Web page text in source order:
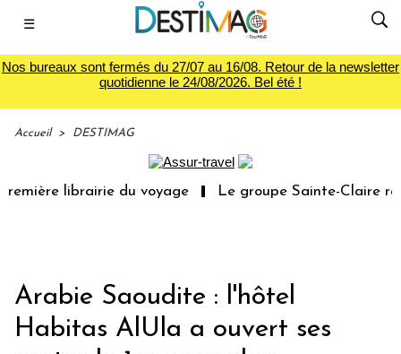
☰
Nos bureaux sont fermés du 27/07 au 16/08. Retour de la newsletter
quotidienne le 24/08/2026. Bel été !
Accueil > DESTIMAG
librairie du voyage Le groupe Sainte-Claire
Arabie Saoudite : l'hôtel
Habitas AlUla a ouvert ses